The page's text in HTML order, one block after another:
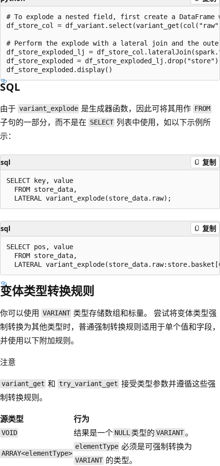
# To explode a nested field, first create a
df_store_col =
# Perform the explode with a lateral join and the
df_store_exploded_lj =
df_store_exploded = df_store_exploded_lj.drop("store")
SQL
由于 variant_explode 是生成器函数，因此可将其用作 FROM
子句的一部分，而不是在 SELECT 列表中使用，如以下示例所
示：
sql 复制
SELECT key, value
  FROM store_data,
sql 复制
SELECT pos, value
  FROM store_data,
变体类型转换规则
你可以使用 VARIANT 类型存储数组和标量。 尝试将变体类型强
制转换为其他类型时，普通强制转换规则适用于单个值和字段，
并使用以下附加规则。
注意
variant_get 和 try_variant_get 接受类型参数并遵循这些强
制转换规则。
源类型
行为
VOID 结果是一个 NULL 类型的 VARIANT。
ARRAY<elementType>
elementType 必须是可强制转换为
VARIANT 的类型。